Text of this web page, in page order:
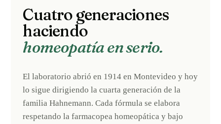
Cuatro generaciones
haciendo
homeopatía en serio.
El laboratorio abrió en 1914 en Montevideo y hoy
lo sigue dirigiendo la cuarta generación de la
familia Hahnemann. Cada fórmula se elabora
respetando la farmacopea homeopática y bajo